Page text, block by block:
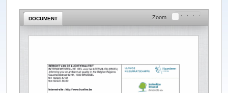
DOCUMENT Zoom